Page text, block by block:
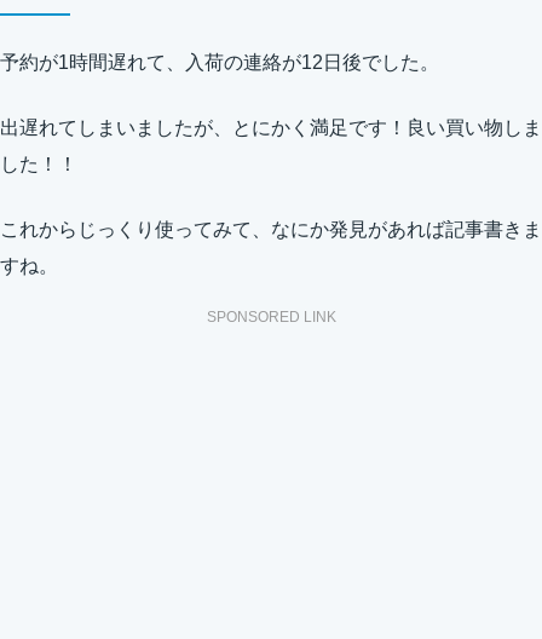
予約が1時間遅れて、入荷の連絡が12日後でした。
出遅れてしまいましたが、とにかく満足です！良い買い物しま
した！！
これからじっくり使ってみて、なにか発見があれば記事書きま
すね。
SPONSORED LINK